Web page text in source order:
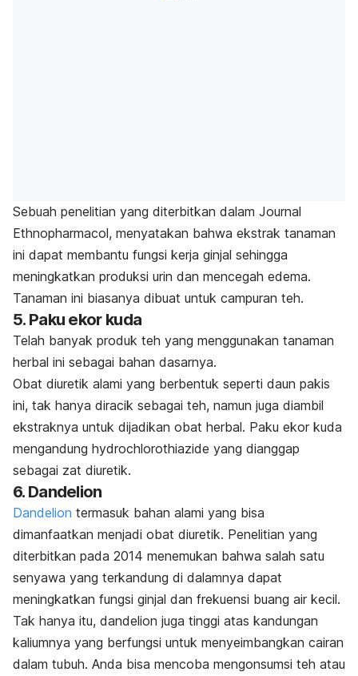
Sebuah penelitian yang diterbitkan dalam Journal
Ethnopharmacol, menyatakan bahwa ekstrak tanaman
ini dapat membantu fungsi kerja ginjal sehingga
meningkatkan produksi urin dan mencegah edema.
Tanaman ini biasanya dibuat untuk campuran teh.
5. Paku ekor kuda
Telah banyak produk teh yang menggunakan tanaman
herbal ini sebagai bahan dasarnya.
Obat diuretik alami yang berbentuk seperti daun pakis
ini, tak hanya diracik sebagai teh, namun juga diambil
ekstraknya untuk dijadikan obat herbal. Paku ekor kuda
mengandung hydrochlorothiazide yang dianggap
sebagai zat diuretik.
6. Dandelion
Dandelion termasuk bahan alami yang bisa
dimanfaatkan menjadi obat diuretik. Penelitian yang
diterbitkan pada 2014 menemukan bahwa salah satu
senyawa yang terkandung di dalamnya dapat
meningkatkan fungsi ginjal dan frekuensi buang air kecil.
Tak hanya itu, dandelion juga tinggi atas kandungan
kaliumnya yang berfungsi untuk menyeimbangkan cairan
dalam tubuh. Anda bisa mencoba mengonsumsi teh atau